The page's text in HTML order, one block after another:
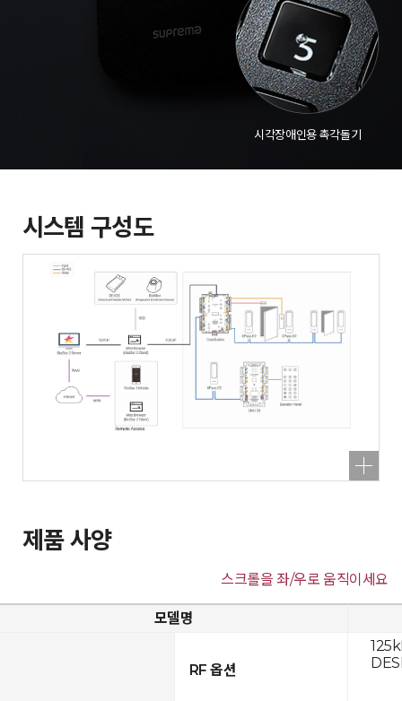
시각장애인용 촉각돌기
시스템 구성도
제품 사양
스크롤을 좌/우로 움직이세요
모델명
RF 옵션